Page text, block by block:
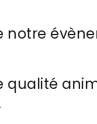
notre
qualité